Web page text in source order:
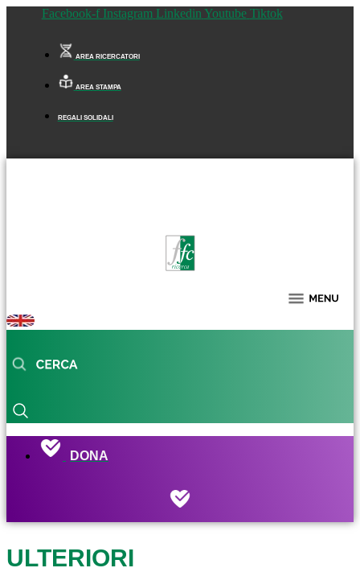
Facebook-f Instagram Linkedin Youtube Tiktok
AREA RICERCATORI
AREA STAMPA
REGALI SOLIDALI
DONA
ULTERIORI